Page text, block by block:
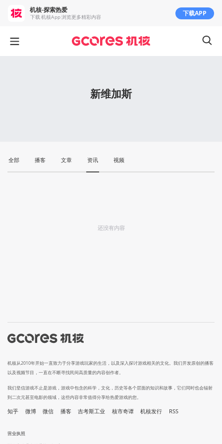
新维加斯
全部 播客 文章 资讯 视频
还没有内容
机核从2010年开始一直致力于分享游戏玩家的生活，以及深入探讨游戏相关的文化。我们开发原创的播客
以及视频节目，一直在不断寻找民间高质量的内容创作者。
我们坚信游戏不止是游戏，游戏中包含的科学，文化，历史等各个层面的知识和故事，它们同时也会辐射
到二次元甚至电影的领域，这些内容非常值得分享给热爱游戏的您。
知乎 微博 微信 播客 吉考斯工业 核市奇谭 机核发行 RSS
营业执照
机核-探索热爱
下载 机核App 浏览更多精彩内容 下载APP